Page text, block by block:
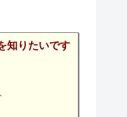
知りたいです